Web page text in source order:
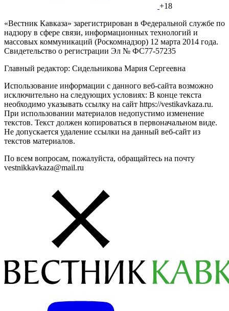
+18
«Вестник Кавказа» зарегистрирован в Федеральной службе по
надзору в сфере связи, информационных технологий и
массовых коммуникаций (Роскомнадзор) 12 марта 2014 года.
Свидетельство о регистрации Эл № ФС77-57235
Главный редактор: Сидельникова Мария Сергеевна
Использование информации с данного веб-сайта возможно
исключительно на следующих условиях: В конце текста
необходимо указывать ссылку на сайт https://vestikavkaza.ru.
При использовании материалов недопустимо изменение
текстов. Текст должен копироваться в первоначальном виде.
Не допускается удаление ссылки на данный веб-сайт из
текстов материалов.
По всем вопросам, пожалуйста, обращайтесь на почту
vestnikkavkaza@mail.ru